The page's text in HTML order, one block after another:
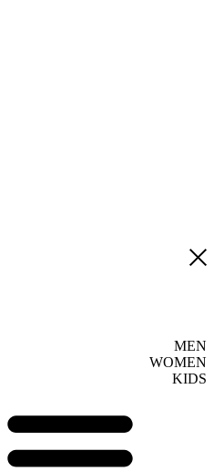
MEN
WOMEN
KIDS